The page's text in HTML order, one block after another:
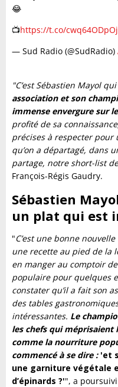
😂
📺https://t.co/cwq64ODpOj
— Sud Radio (@SudRadio)
"C’est Sébastien Mayol
association et son
immense envergure sur
profité de sa
précises à respecter pour
qu’on a départagé, dans
partage, notre short-list
François-Régis Gaudry.
Sébastien
un plat qui est
"C’est une bonne
une recette au pied de la
en manger au comptoir
populaire pour quelques
constater qu’il a fait son
des tables
intéressantes. Le
les chefs qui
comme la nourriture
commencé à se dire : 'et
une garniture végétale
d’épinards ?'", a